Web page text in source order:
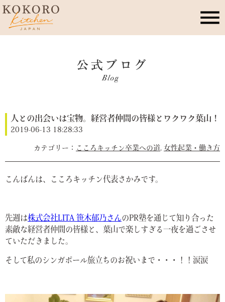
こころキッチンとは
レッスン・イベント
季節のこころレシピ
お問合せ
人との出会いは宝物。経営者仲間の皆様とワクワク葉山！
2019-06-13 18:28:33
こころキッチン卒業への道, 女性起業・働き方
こんばんは、こころキッチン代表さかみです。
先週は株式会社LITA 笹木郁乃さんのPR塾を通じて知り合った
素敵な経営者仲間の皆様と、葉山で楽しすぎる一夜を過ごさせ
ていただきました。
そして私のシンガポール旅立ちのお祝いまで・・・！！涙涙